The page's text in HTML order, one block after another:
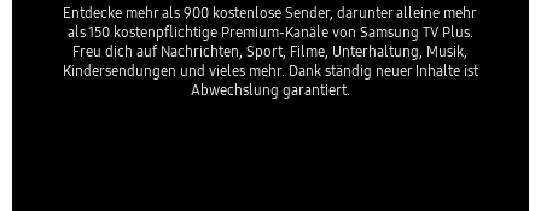
Entdecke mehr als 900 kostenlose Sender, darunter alleine mehr
als 150 kostenpflichtige Premium-Kanäle von Samsung TV Plus.
Freu dich auf Nachrichten, Sport, Filme, Unterhaltung, Musik,
Kindersendungen und vieles mehr. Dank ständig neuer Inhalte ist
Abwechslung garantiert.